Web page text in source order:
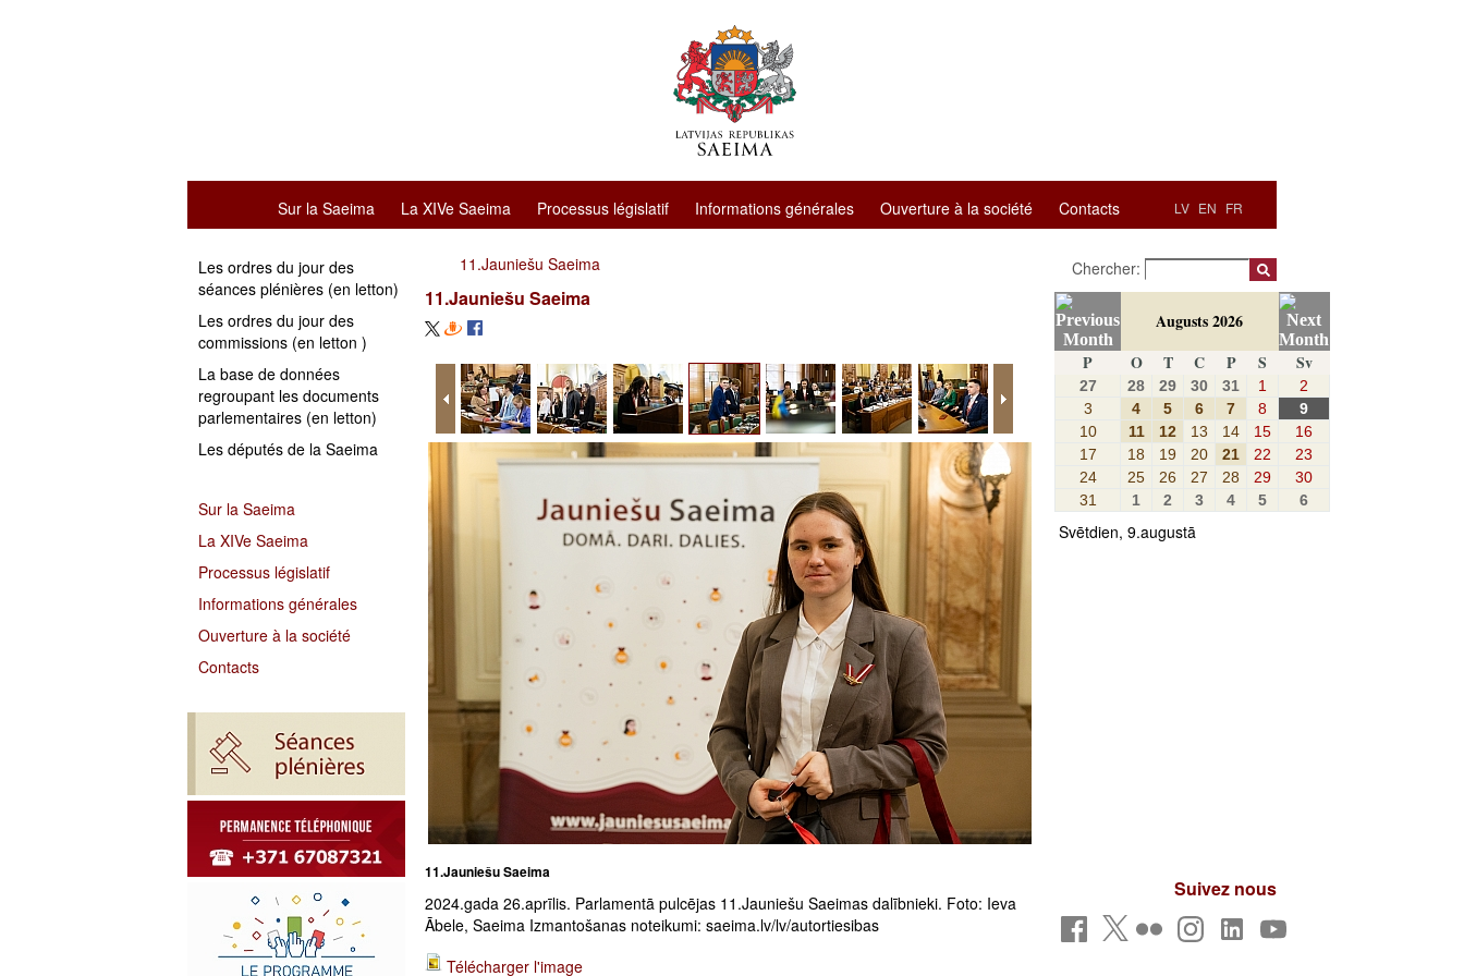
LV EN FR
Sur la Saeima La XIVe Saeima Processus législatif Informations générales Ouverture à la société Contacts
Les ordres du jour des
séances plénières (en letton)
Les ordres du jour des
commissions (en letton )
La base de données
regroupant les documents
parlementaires (en letton)
Les députés de la Saeima
Sur la Saeima
La XIVe Saeima
Processus législatif
Informations générales
Ouverture à la société
Contacts
11.Jauniešu Saeima
11.Jauniešu Saeima
11.Jauniešu Saeima
2024.gada 26.aprīlis. Parlamentā pulcējas 11.Jauniešu Saeimas dalībnieki. Foto: Ieva
Ābele, Saeima Izmantošanas noteikumi: saeima.lv/lv/autortiesibas
Télécharger l'image
Chercher:
Augusts 2026
P
O T C P S Sv
27 28 29 30 31 1
2
3
4 5 6 7 8
9
10
11 12 13 14 15
16
17
18 19 20 21 22
23
24
25 26 27 28 29
30
31
1 2 3 4 5 6
Svētdien, 9.augustā
Suivez nous